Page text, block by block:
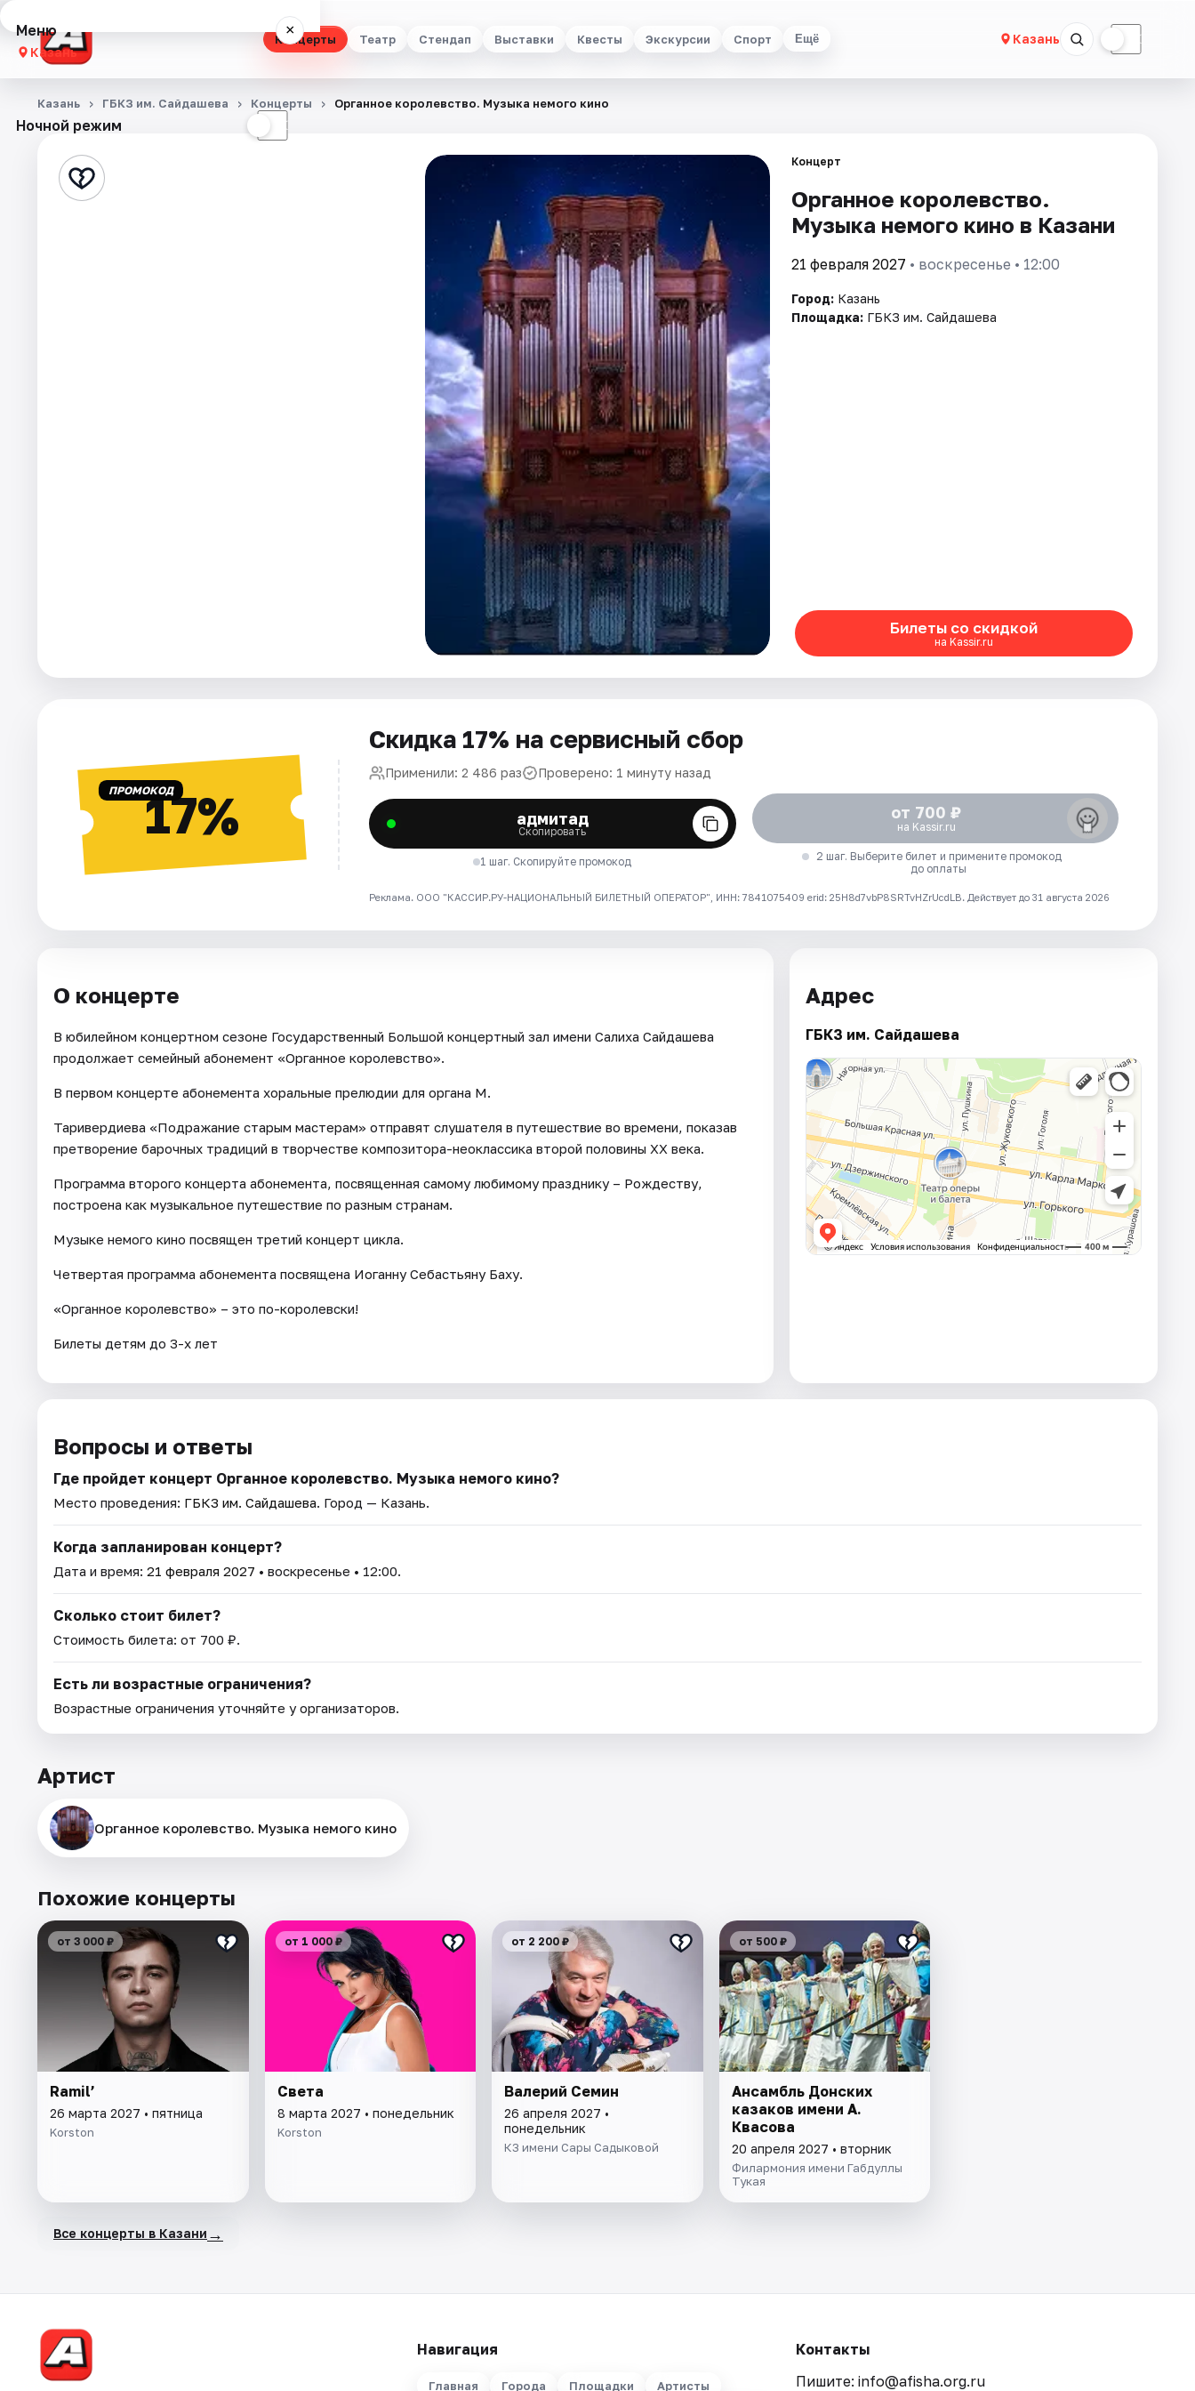
Концерты Театр Стендап Выставки Квесты Экскурсии Спорт Ещё Казань ☾
Меню ×
Казань
Концерты
Стендап
Ночной режим ☾
Казань ГБКЗ им. Сайдашева Концерты Органное королевство. Музыка немого кино
Концерт
Органное королевство.
Музыка немого кино в Казани
21 февраля 2027 • воскресенье • 12:00
Город: Казань
Площадка: ГБКЗ им. Сайдашева
Билеты со скидкой
на Kassir.ru
ПРОМОКОД17%
Скидка 17% на сервисный сбор
Применили: 2 486 раз Проверено: 1 минуту назад
адмитад
Скопировать
1 шаг. Скопируйте промокод
от 700 ₽
на Kassir.ru
2 шаг. Выберите билет и примените промокод
до оплаты
Реклама. ООО "КАССИР.РУ-НАЦИОНАЛЬНЫЙ БИЛЕТНЫЙ ОПЕРАТОР", ИНН: 7841075409 erid: 25H8d7vbP8SRTvHZrUcdLB. Действует до 31 августа 2026
О концерте
В юбилейном концертном сезоне Государственный Большой концертный зал имени Салиха Сайдашева
продолжает семейный абонемент «Органное королевство».
В первом концерте абонемента хоральные прелюдии для органа М.
Таривердиева «Подражание старым мастерам» отправят слушателя в путешествие во времени, показав
претворение барочных традиций в творчестве композитора-неоклассика второй половины XX века.
Программа второго концерта абонемента, посвященная самому любимому празднику – Рождеству,
построена как музыкальное путешествие по разным странам.
Музыке немого кино посвящен третий концерт цикла.
Четвертая программа абонемента посвящена Иоганну Себастьяну Баху.
«Органное королевство» – это по-королевски!
Билеты детям до 3-х лет
Адрес
ГБКЗ им. Сайдашева
Вопросы и ответы
Где пройдет концерт Органное королевство. Музыка немого кино?
Место проведения: ГБКЗ им. Сайдашева. Город — Казань.
Когда запланирован концерт?
Дата и время: 21 февраля 2027 • воскресенье • 12:00.
Сколько стоит билет?
Стоимость билета: от 700 ₽.
Есть ли возрастные ограничения?
Возрастные ограничения уточняйте у организаторов.
Артист
Органное королевство. Музыка немого кино
Похожие концерты
от 3 000 ₽
Ramil’
26 марта 2027 • пятница
Korston
от 1 000 ₽
Света
8 марта 2027 • понедельник
Korston
от 2 200 ₽
Валерий Семин
26 апреля 2027 •
понедельник
КЗ имени Сары Садыковой
от 500 ₽
Ансамбль Донских
казаков имени А.
Квасова
20 апреля 2027 • вторник
Филармония имени Габдуллы
Тукая
Все концерты в Казани →
Навигация
Главная Города Площадки Артисты
Контакты
Пишите: info@afisha.org.ru